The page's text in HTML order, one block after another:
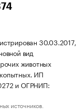
30.03.2017,
вид
животных
ИП
и ОГРНИП:
источников.